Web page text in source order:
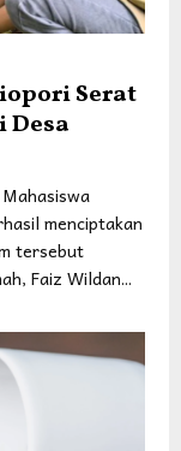
Serat
Desa
menciptakan
tersebut
Faiz Wildan...